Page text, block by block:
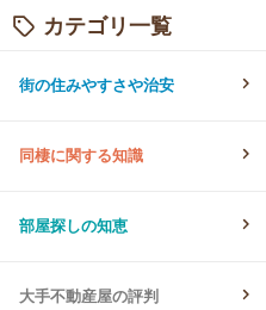
カテゴリ一覧
街の住みやすさや治安
同棲に関する知識
部屋探しの知恵
大手不動産屋の評判